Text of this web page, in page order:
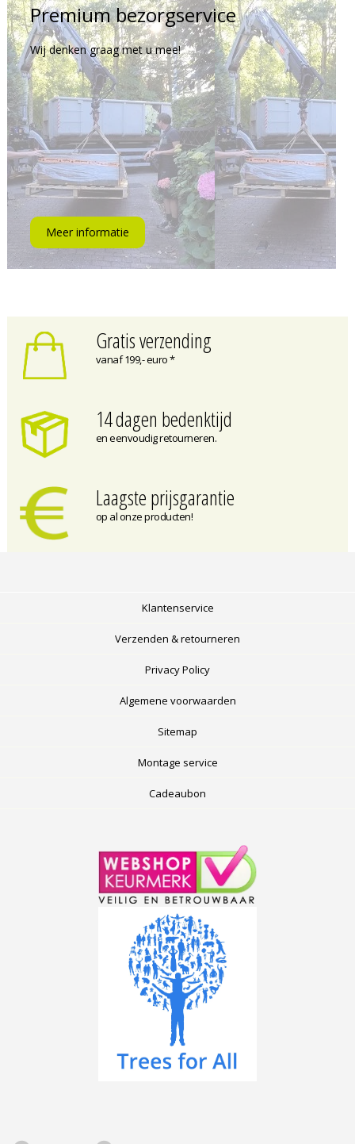
Premium bezorgservice
Wij denken graag met u mee!
Meer informatie
Gratis verzending
vanaf 199,- euro *
14 dagen bedenktijd
en eenvoudig retourneren.
Laagste prijsgarantie
op al onze producten!
Klantenservice
Verzenden & retourneren
Privacy Policy
Algemene voorwaarden
Sitemap
Montage service
Cadeaubon